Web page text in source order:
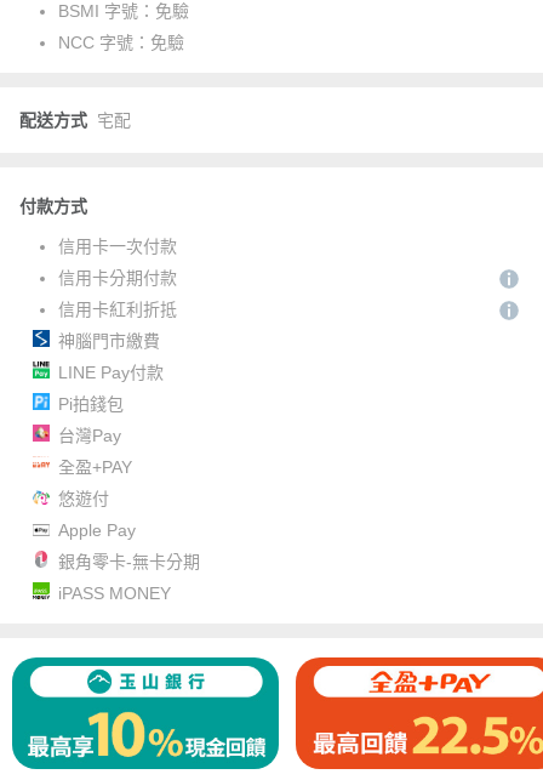
BSMI 字號： 免驗
NCC 字號： 免驗
配送方式 宅配
付款方式
信用卡一次付款
信用卡分期付款
信用卡紅利折抵
神腦門市繳費
LINE Pay付款
Pi拍錢包
台灣Pay
全盈+PAY
悠遊付
Apple Pay
銀角零卡-無卡分期
iPASS MONEY